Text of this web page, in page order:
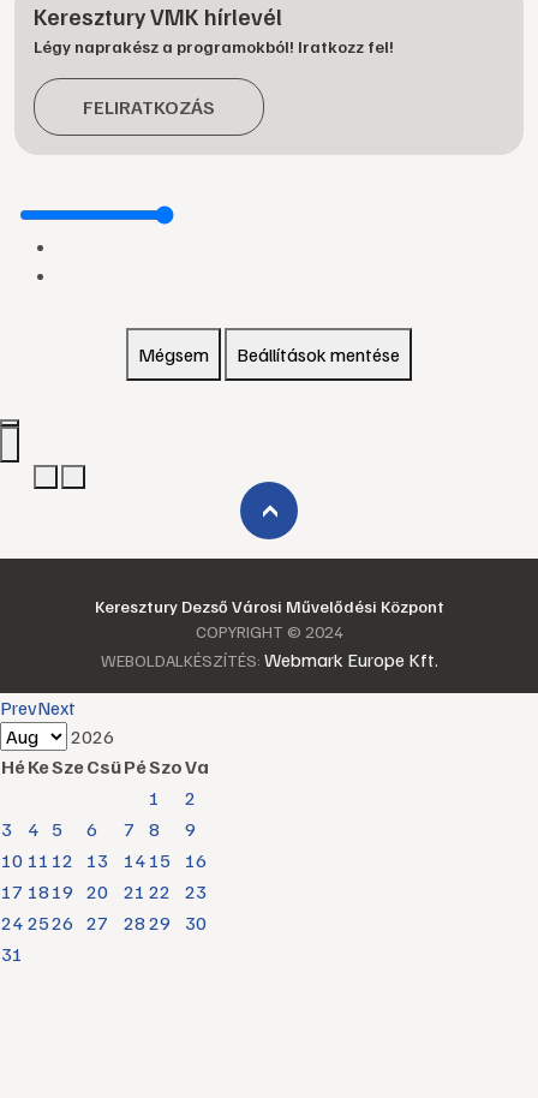
Keresztury VMK hírlevél
Légy naprakész a programokból! Iratkozz fel!
FELIRATKOZÁS
Mégsem Beállítások mentése
›
Keresztury Dezső Városi Művelődési Központ
COPYRIGHT © 2024
WEBOLDALKÉSZÍTÉS: Webmark Europe Kft.
PrevNext
2026
HéKeSzeCsüPéSzoVa
1
2
3
4 5 6 7 8
9
10 11 12 13 14 15
16
17 18 19 20 21 22
23
24 2526 27 28 29
30
31